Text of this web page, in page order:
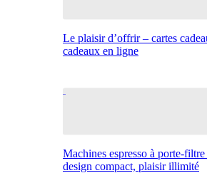
Le plaisir d’offrir – cartes
cadeaux en ligne
Machines espresso à porte-
design compact, plaisir illimité